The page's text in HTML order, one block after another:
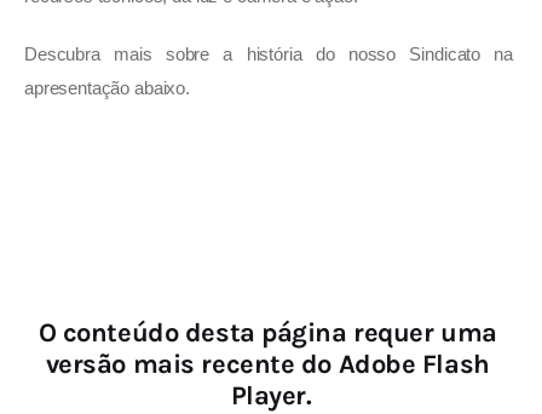
Descubra mais sobre a história do nosso Sindicato na
apresentação abaixo.
O conteúdo desta página requer uma
versão mais recente do Adobe Flash
Player.